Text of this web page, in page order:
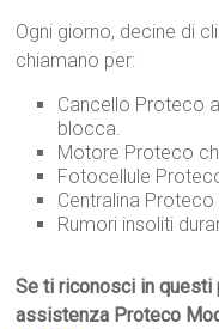
Ogni giorno, decine di
chiamano per:
Cancello Proteco
blocca.
Motore Proteco
Fotocellule
Centralina
Rumori insoliti
Se ti riconosci in
assistenza Proteco